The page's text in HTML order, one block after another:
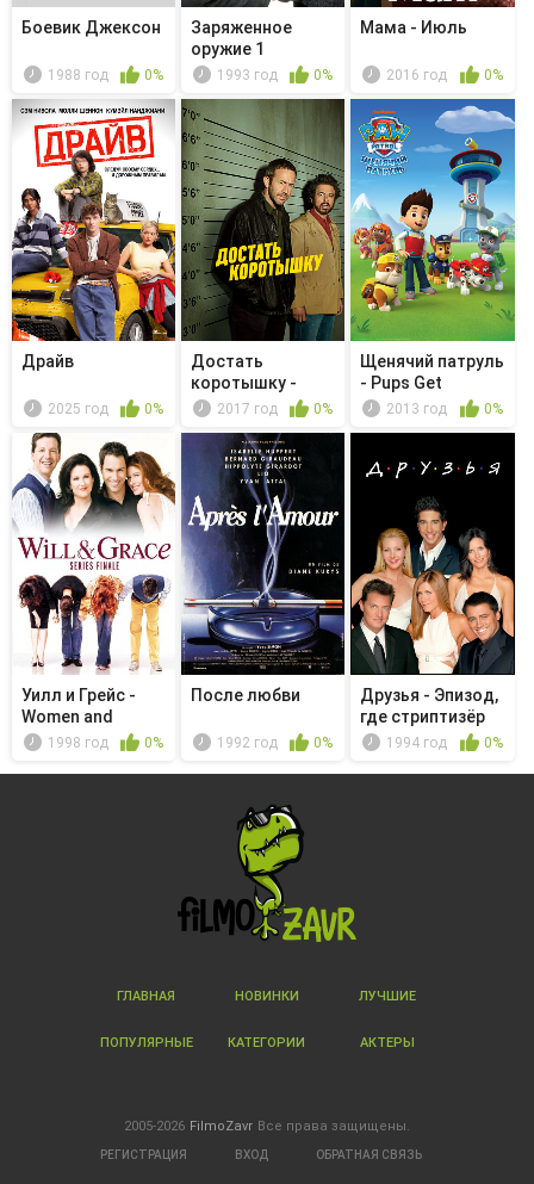
Боевик Джексон
1988 год 0%
Заряженное
оружие 1
1993 год 0%
Мама - Июль
2016 год 0%
Драйв
2025 год 0%
Достать
коротышку -
Selenite
2017 год 0%
Щенячий патруль
- Pups Get
Growing/Pu...
2013 год 0%
Уилл и Грейс -
Women and
Children First
1998 год 0%
После любви
1992 год 0%
Друзья - Эпизод,
где стриптизёр
плачет
1994 год 0%
ГЛАВНАЯ НОВИНКИ ЛУЧШИЕ
ПОПУЛЯРНЫЕ КАТЕГОРИИ АКТЕРЫ
2005-2026 FilmoZavr Все права защищены.
РЕГИСТРАЦИЯ ВХОД ОБРАТНАЯ СВЯЗЬ